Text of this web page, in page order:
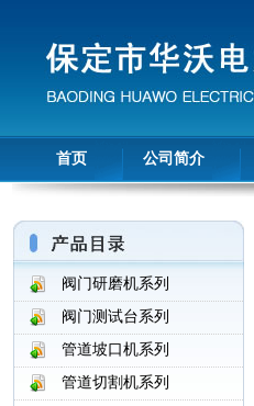
首页 公司简介
阀门研磨机系列
阀门测试台系列
管道坡口机系列
管道切割机系列